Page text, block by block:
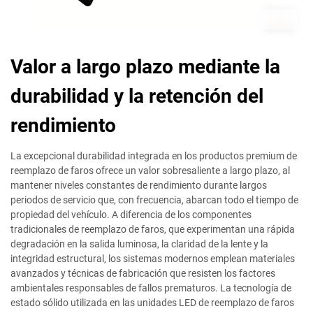
Valor a largo plazo mediante la
durabilidad y la retención del
rendimiento
La excepcional durabilidad integrada en los productos premium de
reemplazo de faros ofrece un valor sobresaliente a largo plazo, al
mantener niveles constantes de rendimiento durante largos
periodos de servicio que, con frecuencia, abarcan todo el tiempo de
propiedad del vehículo. A diferencia de los componentes
tradicionales de reemplazo de faros, que experimentan una rápida
degradación en la salida luminosa, la claridad de la lente y la
integridad estructural, los sistemas modernos emplean materiales
avanzados y técnicas de fabricación que resisten los factores
ambientales responsables de fallos prematuros. La tecnología de
estado sólido utilizada en las unidades LED de reemplazo de faros